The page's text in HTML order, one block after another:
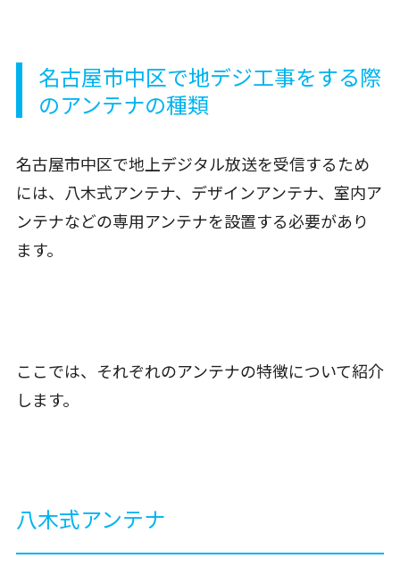
名古屋市中区で地デジ工事をする際
のアンテナの種類
名古屋市中区で地上デジタル放送を受信するため
には、八木式アンテナ、デザインアンテナ、室内ア
ンテナなどの専用アンテナを設置する必要があり
ます。
ここでは、それぞれのアンテナの特徴について紹介
します。
八木式アンテナ